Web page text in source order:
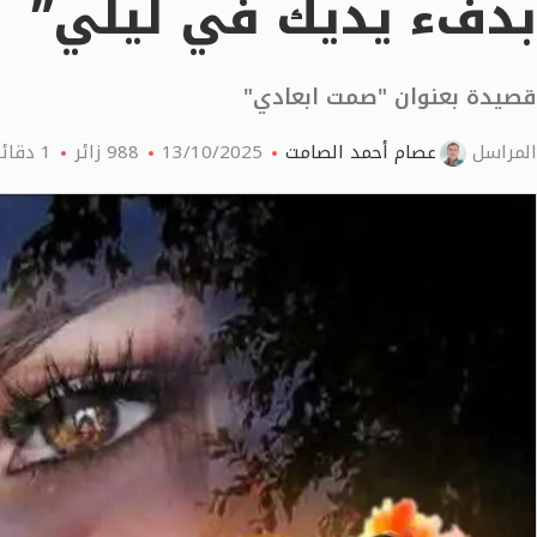
بدفء يديك في ليلي”
قصيدة بعنوان "صمت ابعادي"
المراسل عصام أحمد الصامت 13/10/2025
988 زائر